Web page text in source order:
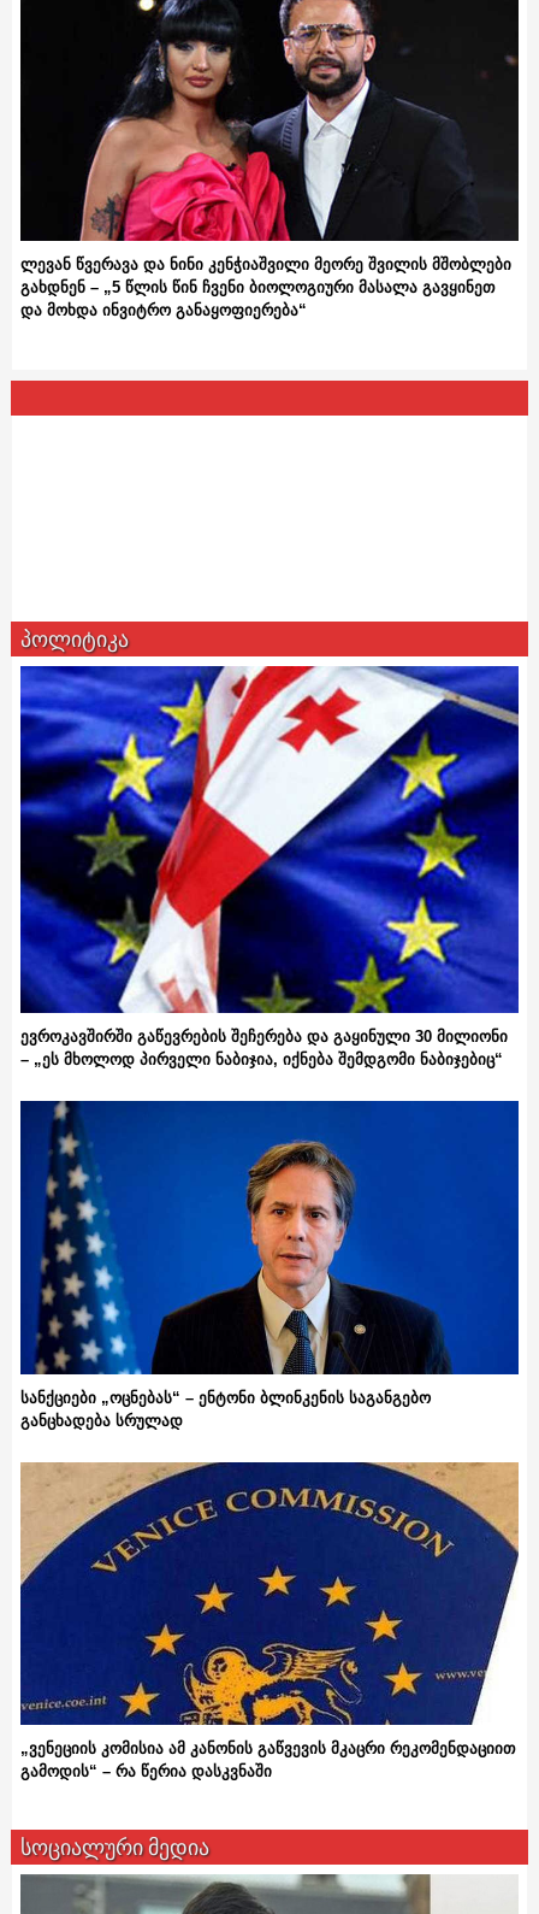
ლევან წვერავა და ნინი კენჭიაშვილი მეორე შვილის მშობლები
გახდნენ – „5 წლის წინ ჩვენი ბიოლოგიური მასალა გავყინეთ
და მოხდა ინვიტრო განაყოფიერება“
პოლიტიკა
ევროკავშირში გაწევრების შეჩერება და გაყინული 30 მილიონი
– „ეს მხოლოდ პირველი ნაბიჯია, იქნება შემდგომი ნაბიჯებიც“
სანქციები „ოცნებას“ – ენტონი ბლინკენის საგანგებო
განცხადება სრულად
„ვენეციის კომისია ამ კანონის გაწვევის მკაცრი რეკომენდაციით
გამოდის“ – რა წერია დასკვნაში
სოციალური მედია